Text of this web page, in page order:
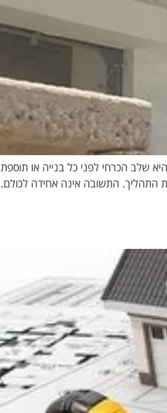
שלב הכרחי לפני כל בנייה או תוספת
התהליך. התשובה אינה אחידה לכולם.